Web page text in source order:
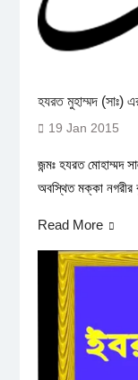
হযরত মুহাম্মদ (সাঃ)
19 Jan 2015
জন্মঃ হযরত মোহাম্মদ
অবস্থিত মক্কা নগরীর
Read More